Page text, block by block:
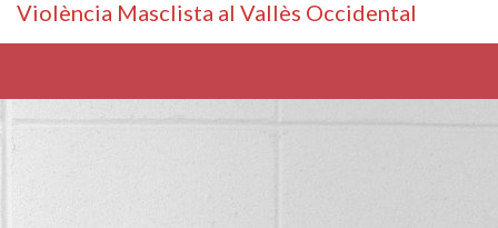
Violència Masclista al Vallès Occidental